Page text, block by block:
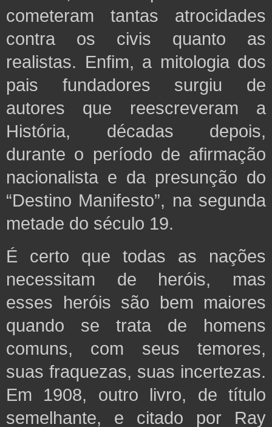
cometeram tantas atrocidades
contra os civis quanto as
realistas. Enfim, a mitologia dos
pais fundadores surgiu de
autores que reescreveram a
História, décadas depois,
durante o período de afirmação
nacionalista e da presunção do
“Destino Manifesto”, na segunda
metade do século 19.
É certo que todas as nações
necessitam de heróis, mas
esses heróis são bem maiores
quando se trata de homens
comuns, com seus temores,
suas fraquezas, suas incertezas.
Em 1908, outro livro, de título
semelhante, e citado por Ray